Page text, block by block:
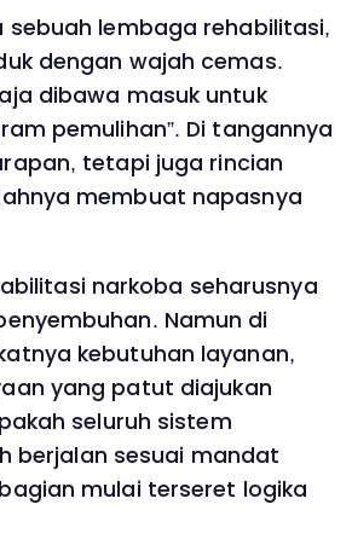
sebuah lembaga rehabilitasi,
dengan wajah cemas.
dibawa masuk untuk
pemulihan”. Di tangannya
tetapi juga rincian
membuat napasnya
narkoba seharusnya
Namun di
kebutuhan layanan,
yang patut diajukan
seluruh sistem
berjalan sesuai mandat
mulai terseret logika